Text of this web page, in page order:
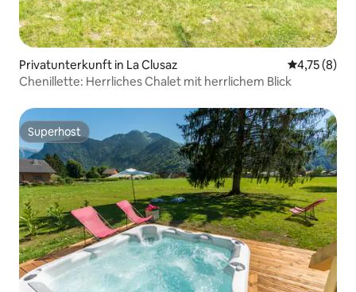
Privatunterkunft in La Clusaz
4,75 (8)
Chenillette: Herrliches Chalet mit herrlichem Blick
Superhost
Superhost